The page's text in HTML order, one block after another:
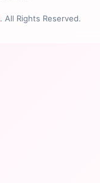
. All Rights Reserved.